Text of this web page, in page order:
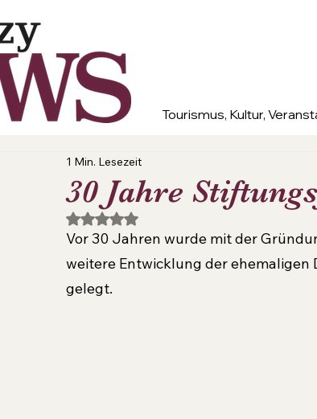
Tourismus, Kultur,
30 Jahre
1 Min. Lesezeit
Mit NaN von 5 Sternen bewertet.
Vor 30 Jahren wurde mit der
weitere Entwicklung der
gelegt.